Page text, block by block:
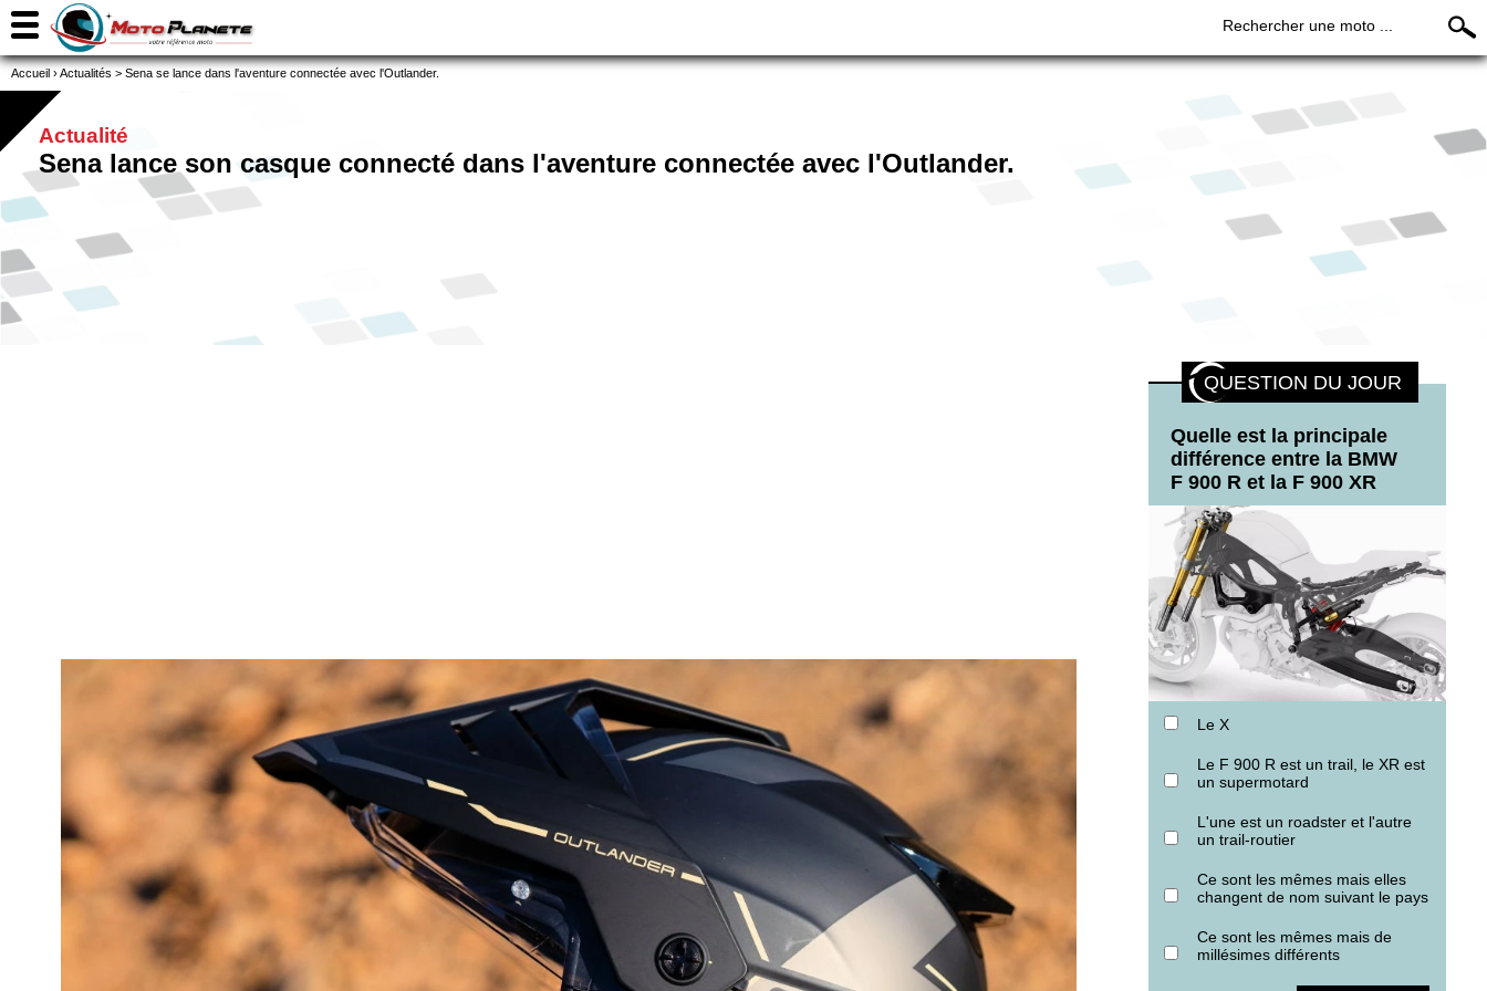
Rechercher une moto ...
Accueil ›Actualités > Sena se lance dans l'aventure connectée avec l'Outlander.
Actualité
Sena lance son casque connecté dans l'aventure connectée avec l'Outlander.
QUESTION DU JOUR
Quelle est la principale
différence entre la BMW
F 900 R et la F 900 XR
Le X
Le F 900 R est un trail, le XR est
un supermotard
L'une est un roadster et l'autre
un trail-routier
Ce sont les mêmes mais elles
changent de nom suivant le pays
Ce sont les mêmes mais de
millésimes différents